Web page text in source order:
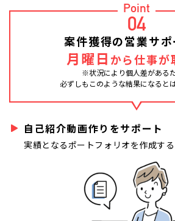
Point
04
案件獲得の営業サポ
月曜日 から仕事が
※状況により個人差があるた
必ずしもこのような結果になると
自己紹介動画作りをサポート
実績となるポートフォリオを作成す